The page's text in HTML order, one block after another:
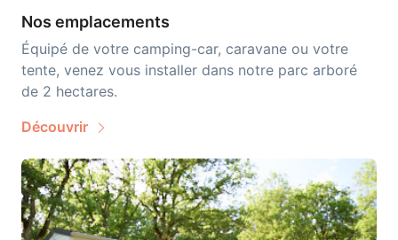
Nos emplacements
Équipé de votre camping-car, caravane ou votre
tente, venez vous installer dans notre parc arboré
de 2 hectares.
Découvrir